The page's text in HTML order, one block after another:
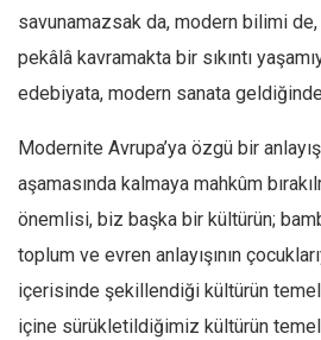
Ömer Kayani
Yusuf Armağan
Leyla Şerif Emin
Abir E. Nahas
Amina S. Jenenkovic
savunamazsak da, modern bilimi
pekâlâ kavramakta bir sıkıntı
edebiyata, modern sanata
Modernite Avrupa’ya özgü bir
aşamasında kalmaya mahkûm
önemlisi, biz başka bir kültürün;
toplum ve evren anlayışının
içerisinde şekillendiği kültürün
içine sürükletildiğimiz kültürün